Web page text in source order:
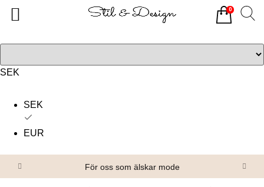
SEK
SEK
EUR
För oss som älskar mode
0
Alla produkter
Om oss